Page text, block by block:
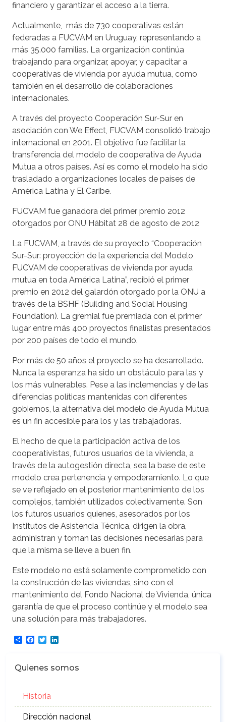
financiero y garantizar el acceso a la tierra.
Actualmente, más de 730 cooperativas están
federadas a FUCVAM en Uruguay, representando a
más 35.000 familias. La organización continúa
trabajando para organizar, apoyar, y capacitar a
cooperativas de vivienda por ayuda mutua, como
también en el desarrollo de colaboraciones
internacionales.
A través del proyecto Cooperación Sur-Sur en
asociación con We Effect, FUCVAM consolidó trabajo
internacional en 2001. El objetivo fue facilitar la
transferencia del modelo de cooperativa de Ayuda
Mutua a otros países. Así es como el modelo ha sido
trasladado a organizaciones locales de países de
América Latina y El Caribe.
FUCVAM fue ganadora del primer premio 2012
otorgados por ONU Hábitat 28 de agosto de 2012
La FUCVAM, a través de su proyecto “Cooperación
Sur-Sur: proyección de la experiencia del Modelo
FUCVAM de cooperativas de vivienda por ayuda
mutua en toda América Latina”, recibió el primer
premio en 2012 del galardón otorgado por la ONU a
través de la BSHF (Building and Social Housing
Foundation). La gremial fue premiada con el primer
lugar entre más 400 proyectos finalistas presentados
por 200 países de todo el mundo.
Por más de 50 años el proyecto se ha desarrollado.
Nunca la esperanza ha sido un obstáculo para las y
los más vulnerables. Pese a las inclemencias y de las
diferencias políticas mantenidas con diferentes
gobiernos, la alternativa del modelo de Ayuda Mutua
es un fin accesible para los y las trabajadoras.
El hecho de que la participación activa de los
cooperativistas, futuros usuarios de la vivienda, a
través de la autogestión directa, sea la base de este
modelo crea pertenencia y empoderamiento. Lo que
se ve reflejado en el posterior mantenimiento de los
complejos, también utilizados colectivamente. Son
los futuros usuarios quienes, asesorados por los
Institutos de Asistencia Técnica, dirigen la obra,
administran y toman las decisiones necesarias para
que la misma se lleve a buen fin.
Este modelo no está solamente comprometido con
la construcción de las viviendas, sino con el
mantenimiento del Fondo Nacional de Vivienda, única
garantía de que el proceso continúe y el modelo sea
una solución para más trabajadores.
ShareFacebook
Twitter
Quienes somos
Historia
Dirección nacional